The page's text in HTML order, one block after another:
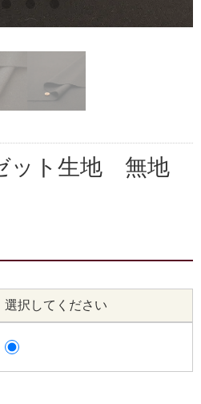
ット生地 無地
選択してください